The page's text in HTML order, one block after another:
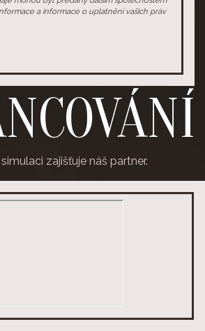
a informace o uplatnění vašich práv
zajišťuje náš partner.